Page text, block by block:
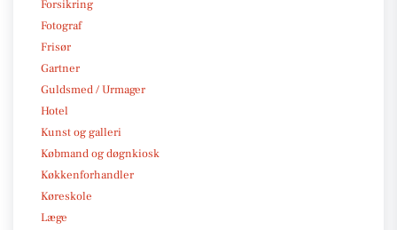
Forsikring
Fotograf
Frisør
Gartner
Guldsmed / Urmager
Hotel
Kunst og galleri
Købmand og døgnkiosk
Køkkenforhandler
Køreskole
Læge